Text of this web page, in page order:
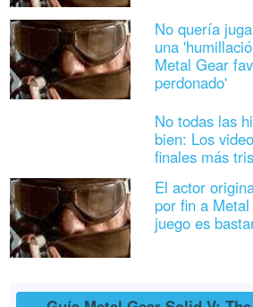
No quería
una
Metal Gear
perdonado'
No todas las
bien: Los
finales más
El actor
por fin a
juego es